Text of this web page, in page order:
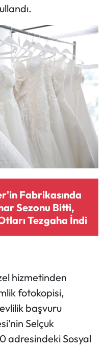
Fabrikasında
Sezonu Bitti,
Tezgaha İndi
hizmetinden
fotokopisi,
başvuru
Selçuk
adresindeki Sosyal